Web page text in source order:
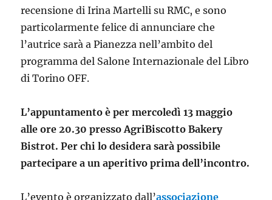
recensione di Irina Martelli su RMC, e sono
particolarmente felice di annunciare che
l’autrice sarà a Pianezza nell’ambito del
programma del Salone Internazionale del Libro
di Torino OFF.
L’appuntamento è per mercoledì 13 maggio
alle ore 20.30 presso AgriBiscotto Bakery
Bistrot. Per chi lo desidera sarà possibile
partecipare a un aperitivo prima dell’incontro.
L’evento è organizzato dall’associazione